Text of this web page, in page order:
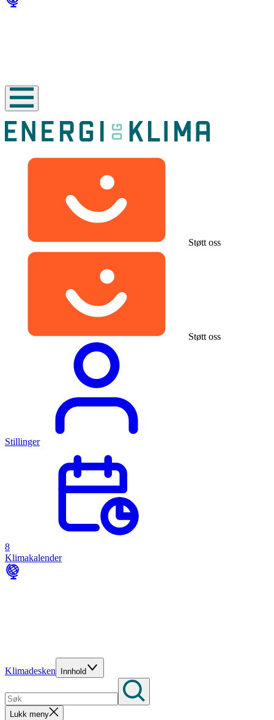
Støtt oss
Støtt oss
Stillinger
8
Klimakalender
Klimadesken Innhold
Lukk meny